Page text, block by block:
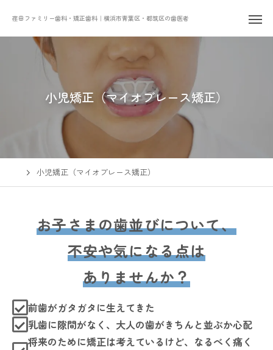
荏田ファミリー歯科・矯正歯科｜横浜市青葉区・都筑区の歯医者
小児矯正（マイオブレース矯正）
小児矯正（マイオブレース矯正）
お子さまの歯並びについて、
不安や気になる点は
ありませんか？
前歯がガタガタに生えてきた
乳歯に隙間がなく、大人の歯がきちんと並ぶか心配
将来のために矯正は考えているけど、なるべく痛く